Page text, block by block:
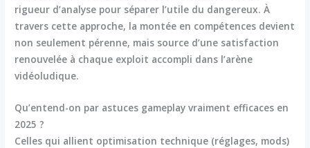
rigueur d’analyse pour séparer l’utile du dangereux. À
travers cette approche, la montée en compétences devient
non seulement pérenne, mais source d’une satisfaction
renouvelée à chaque exploit accompli dans l’arène
vidéoludique.
Qu’entend-on par astuces gameplay vraiment efficaces en
2025 ?
Celles qui allient optimisation technique (réglages, mods)